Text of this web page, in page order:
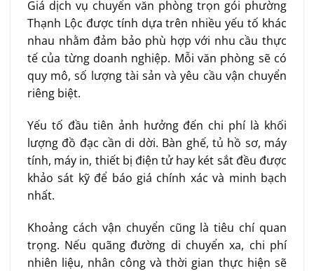
Giá dịch vụ chuyển văn phòng trọn gói phường
Thạnh Lộc được tính dựa trên nhiều yếu tố khác
nhau nhằm đảm bảo phù hợp với nhu cầu thực
tế của từng doanh nghiệp. Mỗi văn phòng sẽ có
quy mô, số lượng tài sản và yêu cầu vận chuyển
riêng biệt.
Yếu tố đầu tiên ảnh hưởng đến chi phí là khối
lượng đồ đạc cần di dời. Bàn ghế, tủ hồ sơ, máy
tính, máy in, thiết bị điện tử hay két sắt đều được
khảo sát kỹ để báo giá chính xác và minh bạch
nhất.
Khoảng cách vận chuyển cũng là tiêu chí quan
trọng. Nếu quãng đường di chuyển xa, chi phí
nhiên liệu, nhân công và thời gian thực hiện sẽ